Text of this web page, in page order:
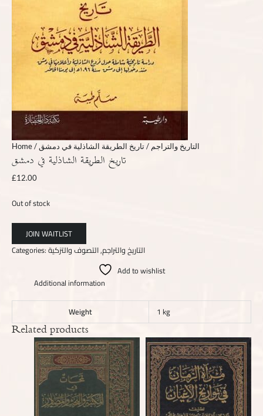
Home/ التاريخ والتراجم / تاريخ الطريقة الشاذلية في دمشق
تاريخ الطريقة الشاذلية في دمشق
£12.00
Out of stock
Categories: التاريخ والتراجم,التصوف والتزكية
Add to wishlist
Additional information
Weight 1 kg
Related products